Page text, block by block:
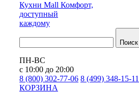
Кухни Mall Комфорт,
доступный
каждому
Поиск
ПН-ВС
с 10:00 до 20:00
8 (800) 302-77-06 8 (499) 348-15-11
КОРЗИНА